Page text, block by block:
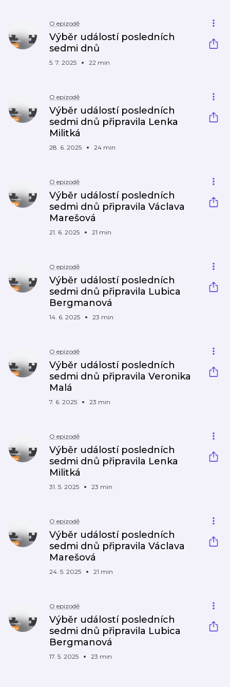
O epizodě
Výběr událostí posledních
sedmi dnů
5. 7. 2025 22 min
O epizodě
Výběr událostí posledních
sedmi dnů připravila Lenka
Militká
28. 6. 2025 24 min
O epizodě
Výběr událostí posledních
sedmi dnů připravila Václava
Marešová
21. 6. 2025 21 min
O epizodě
Výběr událostí posledních
sedmi dnů připravila Lubica
Bergmanová
14. 6. 2025 23 min
O epizodě
Výběr událostí posledních
sedmi dnů připravila Veronika
Malá
7. 6. 2025 23 min
O epizodě
Výběr událostí posledních
sedmi dnů připravila Lenka
Militká
31. 5. 2025 23 min
O epizodě
Výběr událostí posledních
sedmi dnů připravila Václava
Marešová
24. 5. 2025 21 min
O epizodě
Výběr událostí posledních
sedmi dnů připravila Lubica
Bergmanová
17. 5. 2025 23 min